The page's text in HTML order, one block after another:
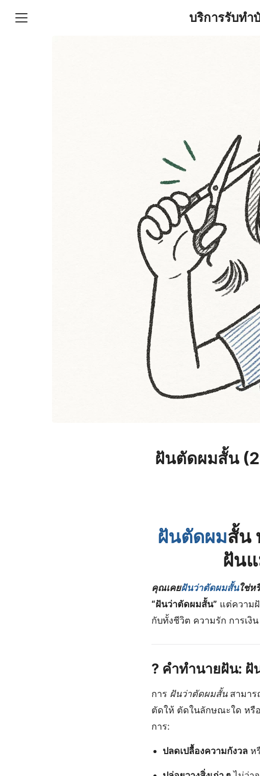
บริการรับท
ฝันตัดผมสั้น
ฝันตัดผมสั้น
ฝัน
คุณเคยฝันว่าตัดผมสั้นใช่ห
“ฝันว่าตัดผมสั้น” แต่ความ
กับทั้งชีวิต ความรัก การเงิ
? คำทำนายฝัน: ฝั
การ ฝันว่าตัดผมสั้นสามาร
ตัดให้ ตัดในลักษณะใด หรื
การ:
ปลดเปลื้องความกังวลห